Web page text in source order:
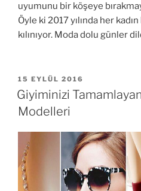
uyumunu bir köşeye
Öyle ki 2017 yılında her
kılınıyor. Moda dolu günler
YAYIM
TARIHI
15 EYLÜL 2016
Giyiminizi
Modelleri